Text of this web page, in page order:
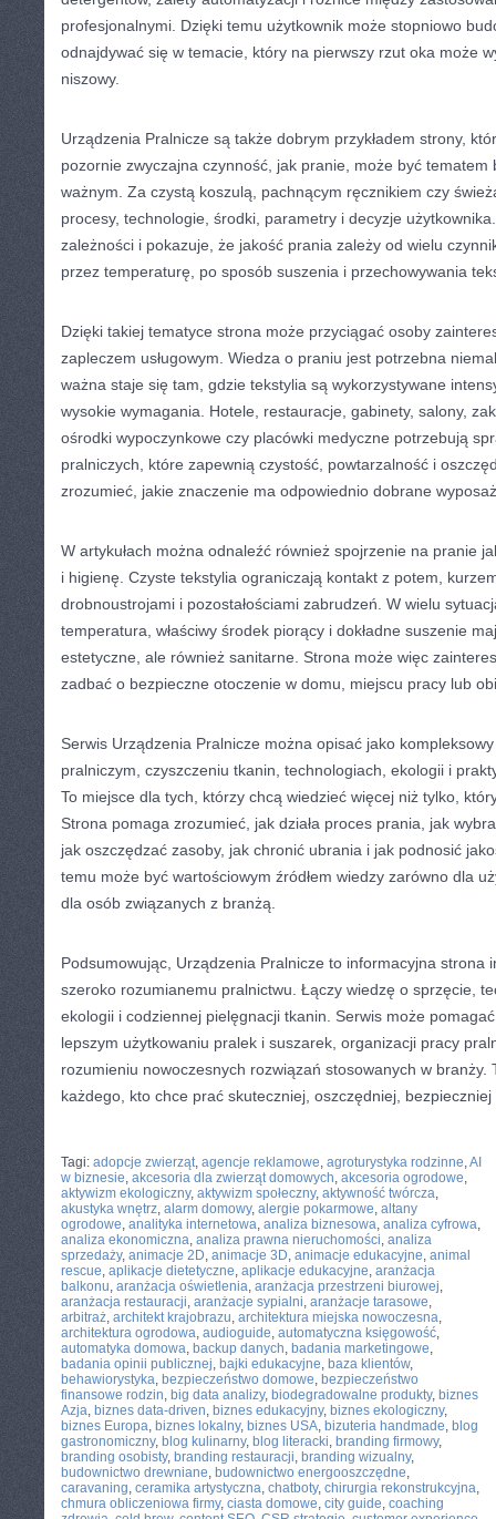
profesjonalnymi. Dzięki temu użytkownik może stopniowo
odnajdywać się w temacie, który na pierwszy rzut oka może
niszowy.
Urządzenia Pralnicze są także dobrym przykładem strony,
pozornie zwyczajna czynność, jak pranie, może być tematem
ważnym. Za czystą koszulą, pachnącym ręcznikiem czy
procesy, technologie, środki, parametry i decyzje
zależności i pokazuje, że jakość prania zależy od wielu
przez temperaturę, po sposób suszenia i przechowywania
Dzięki takiej tematyce strona może przyciągać osoby
zapleczem usługowym. Wiedza o praniu jest potrzebna
ważna staje się tam, gdzie tekstylia są wykorzystywane
wysokie wymagania. Hotele, restauracje, gabinety, salony,
ośrodki wypoczynkowe czy placówki medyczne potrzebują
pralniczych, które zapewnią czystość, powtarzalność i
zrozumieć, jakie znaczenie ma odpowiednio dobrane
W artykułach można odnaleźć również spojrzenie na pranie
i higienę. Czyste tekstylia ograniczają kontakt z potem,
drobnoustrojami i pozostałościami zabrudzeń. W wielu
temperatura, właściwy środek piorący i dokładne suszenie
estetyczne, ale również sanitarne. Strona może więc
zadbać o bezpieczne otoczenie w domu, miejscu pracy lub
Serwis Urządzenia Pralnicze można opisać jako
pralniczym, czyszczeniu tkanin, technologiach, ekologii i
To miejsce dla tych, którzy chcą wiedzieć więcej niż tylko,
Strona pomaga zrozumieć, jak działa proces prania, jak
jak oszczędzać zasoby, jak chronić ubrania i jak podnosić
temu może być wartościowym źródłem wiedzy zarówno dla
dla osób związanych z branżą.
Podsumowując, Urządzenia Pralnicze to informacyjna strona
szeroko rozumianemu pralnictwu. Łączy wiedzę o sprzęcie,
ekologii i codziennej pielęgnacji tkanin. Serwis może
lepszym użytkowaniu pralek i suszarek, organizacji pracy
rozumieniu nowoczesnych rozwiązań stosowanych w branży.
każdego, kto chce prać skuteczniej, oszczędniej,
Tagi: adopcje zwierząt, agencje reklamowe, agroturystyka rodzinne,AI
w biznesie, akcesoria dla zwierząt domowych, akcesoria ogrodowe,
aktywizm ekologiczny, aktywizm społeczny, aktywność twórcza,
akustyka wnętrz, alarm domowy, alergie pokarmowe, altany
ogrodowe, analityka internetowa, analiza biznesowa, analiza cyfrowa,
analiza ekonomiczna, analiza prawna nieruchomości, analiza
sprzedaży, animacje 2D, animacje 3D, animacje edukacyjne, animal
rescue, aplikacje dietetyczne, aplikacje edukacyjne, aranżacja
balkonu, aranżacja oświetlenia, aranżacja przestrzeni biurowej,
aranżacja restauracji, aranżacje sypialni, aranżacje tarasowe,
arbitraż, architekt krajobrazu, architektura miejska nowoczesna,
architektura ogrodowa, audioguide, automatyczna księgowość,
automatyka domowa, backup danych, badania marketingowe,
badania opinii publicznej, bajki edukacyjne, baza klientów,
behawiorystyka, bezpieczeństwo domowe, bezpieczeństwo
finansowe rodzin, big data analizy, biodegradowalne produkty, biznes
Azja, biznes data-driven, biznes edukacyjny, biznes ekologiczny,
biznes Europa, biznes lokalny, biznes USA, bizuteria handmade, blog
gastronomiczny, blog kulinarny, blog literacki, branding firmowy,
branding osobisty, branding restauracji, branding wizualny,
budownictwo drewniane, budownictwo energooszczędne,
caravaning, ceramika artystyczna, chatboty, chirurgia rekonstrukcyjna,
chmura obliczeniowa firmy, ciasta domowe, city guide, coaching